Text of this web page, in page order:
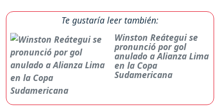
Te gustaría leer también:
Winston Reátegui se
pronunció por gol
anulado a Alianza Lima
en la Copa
Sudamericana